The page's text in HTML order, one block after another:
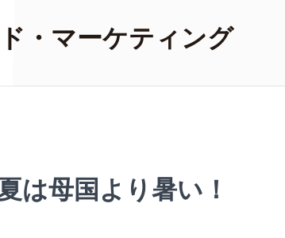
・マーケティング
は母国より暑い！